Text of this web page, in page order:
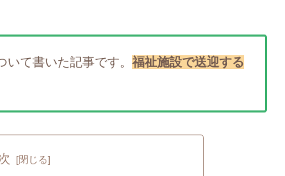
て書いた記事です。 福祉施設で送迎する